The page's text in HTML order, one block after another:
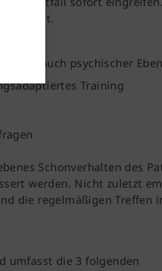
statt.
aber auch psychischer
Training
Schonverhalten des
werden. Nicht zuletzt
die regelmäßigen Treffen
umfasst die 3 folgenden
Für Mitglieder und
Downloads